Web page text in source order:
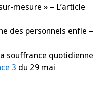
mesure » – L’article
des personnels enfle –
souffrance quotidienne
3 du 29 mai